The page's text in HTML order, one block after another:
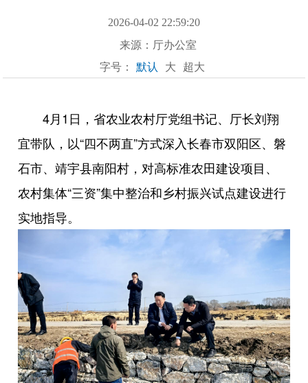
2026-04-02 22:59:20
来源： 厅办公室
字号： 默认 大 超大
4月1日，省农业农村厅党组书记、厅长刘翔
宜带队，以“四不两直”方式深入长春市双阳区、磐
石市、靖宇县南阳村，对高标准农田建设项目、
农村集体“三资”集中整治和乡村振兴试点建设进行
实地指导。